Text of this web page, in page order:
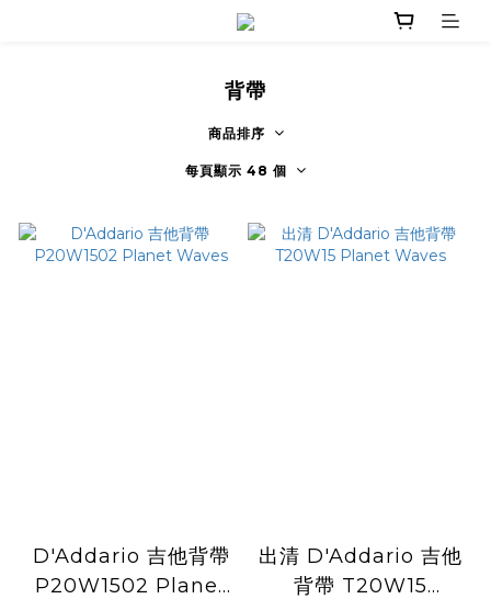
背帶
商品排序
每頁顯示 48 個
D'Addario 吉他背帶
P20W1502 Planet
出清 D'Addario 吉他
背帶 T20W15